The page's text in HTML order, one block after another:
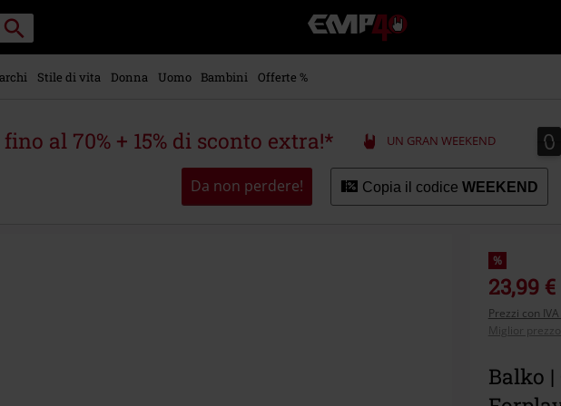
Cerca
Punto
di
ritiro
EMP
-
Musica,
Videogame
-
Abbigliamento
Stile di vita Donna Uomo Bambini Offerte %
al 70% + 15% di sconto extra!* UN GRAN WEEKEND 0
0
Da non perdere! Copia il codice WEEKEND
%
23,99 €
Prezzi con
Miglior
Balko